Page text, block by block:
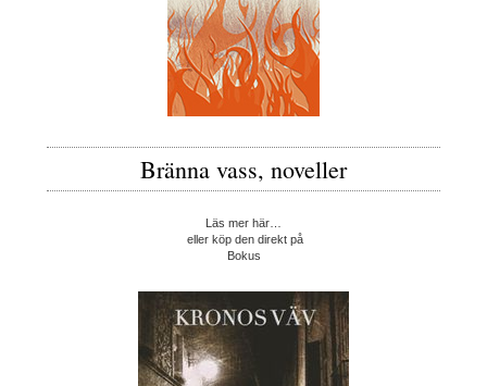
Bränna vass, noveller
Läs mer här…
eller köp den direkt på
Bokus